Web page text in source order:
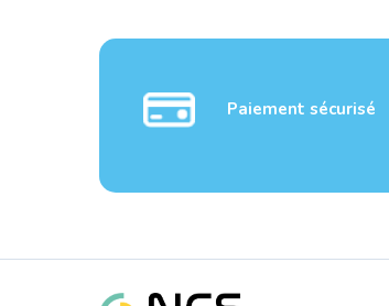
Paiement sécurisé